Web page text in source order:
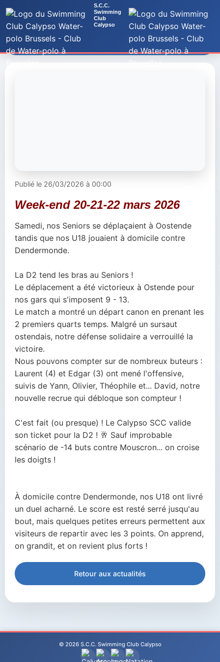
S.C.C.
Swimming
Club
Calypso
Équipes WP
Calendrier-Matchs
Contacts
Cotisation
Retour aux actualités
Publié le 26/03/2026 à 00:00
Week-end 20-21-22 mars 2026
Samedi, nos Seniors se déplaçaient à Oostende
tandis que nos U18 jouaient à domicile contre
Dendermonde.
La D2 tend les bras au Seniors !
Le déplacement a été victorieux à Ostende pour
nos gars qui s'imposent 9 - 13.
Le match a montré un départ canon en prenant les
2 premiers quarts temps. Malgré un sursaut
ostendais, notre défense solidaire a verrouillé la
victoire.
Nous pouvons compter sur de nombreux buteurs :
Laurent (4) et Edgar (3) ont mené l'offensive,
suivis de Yann, Olivier, Théophile et... David, notre
nouvelle recrue qui débloque son compteur !
C'est fait (ou presque) ! Le Calypso SCC valide
son ticket pour la D2 ! 🥂 Sauf improbable
scénario de -14 buts contre Mouscron... on croise
les doigts !
À domicile contre Dendermonde, nos U18 ont livré
un duel acharné. Le score est resté serré jusqu'au
bout, mais quelques petites erreurs permettent aux
visiteurs de repartir avec les 3 points. On apprend,
on grandit, et on revient plus forts !
Retour aux actualités
© 2026 S.C.C. Swimming Club Calypso